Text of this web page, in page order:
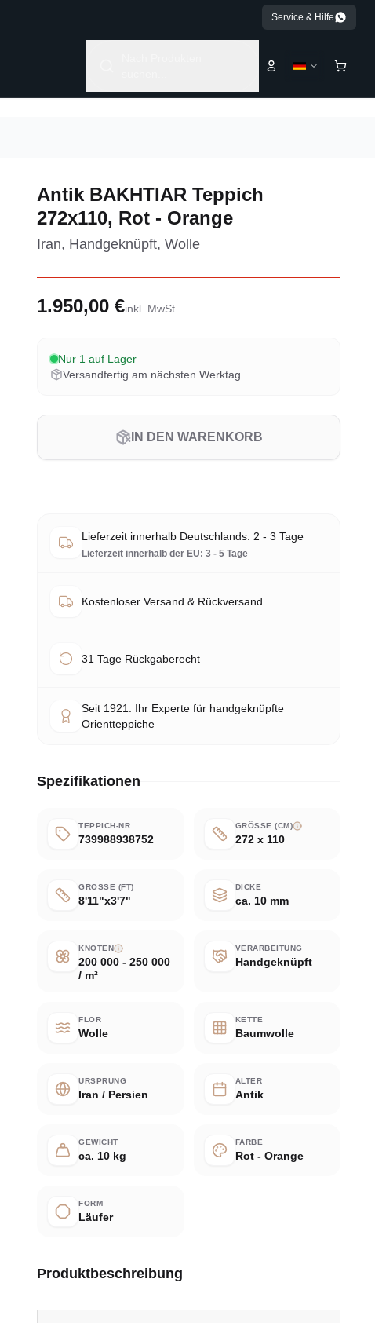
Service & Hilfe
Antik BAKHTIAR Teppich
272x110, Rot - Orange
Iran, Handgeknüpft, Wolle
1.950,00 €inkl. MwSt.
Nur 1 auf Lager
Versandfertig am nächsten Werktag
IN DEN WARENKORB
Lieferzeit innerhalb Deutschlands: 2 - 3 Tage
Lieferzeit innerhalb der EU: 3 - 5 Tage
Kostenloser Versand & Rückversand
31 Tage Rückgaberecht
Seit 1921: Ihr Experte für handgeknüpfte
Orientteppiche
Spezifikationen
TEPPICH-NR.
739988938752
GRÖSSE (CM)
272 x 110
GRÖSSE (FT)
8'11"x3'7"
DICKE
ca. 10 mm
KNOTEN
200 000 - 250 000
/ m²
VERARBEITUNG
Handgeknüpft
FLOR
Wolle
KETTE
Baumwolle
URSPRUNG
Iran / Persien
ALTER
Antik
GEWICHT
ca. 10 kg
FARBE
Rot - Orange
FORM
Läufer
Produktbeschreibung